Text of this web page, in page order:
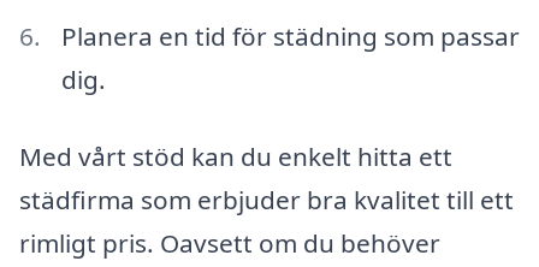
Planera en tid för städning som passar
dig.
Med vårt stöd kan du enkelt hitta ett
städfirma som erbjuder bra kvalitet till ett
rimligt pris. Oavsett om du behöver